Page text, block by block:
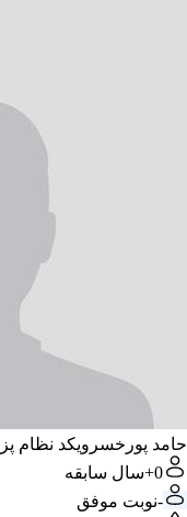
حامد پورخسرویکد نظام
0+ سال سابقه
-نوبت موفق